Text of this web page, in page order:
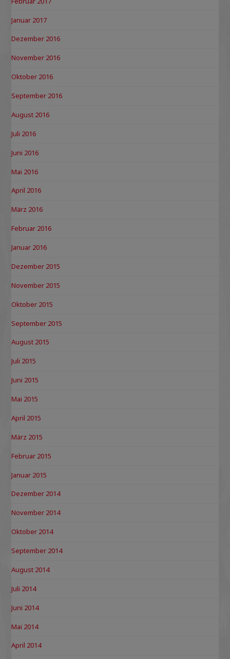
Januar 2017
Dezember 2016
November 2016
Oktober 2016
September 2016
August 2016
Juli 2016
Juni 2016
Mai 2016
April 2016
März 2016
Februar 2016
Januar 2016
Dezember 2015
November 2015
Oktober 2015
September 2015
August 2015
Juli 2015
Juni 2015
Mai 2015
April 2015
März 2015
Februar 2015
Januar 2015
Dezember 2014
November 2014
Oktober 2014
September 2014
August 2014
Juli 2014
Juni 2014
Mai 2014
April 2014